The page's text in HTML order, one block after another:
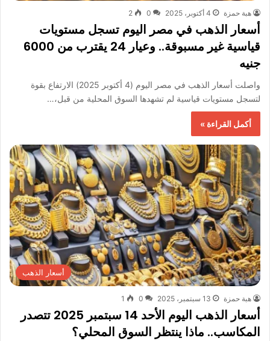
هبة حمزة 4 أكتوبر، 2025 0
2
أسعار الذهب في مصر اليوم تسجل مستويات
قياسية غير مسبوقة.. وعيار 24 يقترب من 6000
جنيه
واصلت أسعار الذهب في مصر اليوم (4 أكتوبر 2025) الارتفاع بقوة
لتسجل مستويات قياسية لم تشهدها السوق المحلية من قبل،…
أكمل القراءة »
أسعار الذهب
هبة حمزة 13 سبتمبر، 2025 0
1
أسعار الذهب اليوم الأحد 14 سبتمبر 2025 تتصدر
المكاسب.. ماذا ينتظر السوق المحلي؟